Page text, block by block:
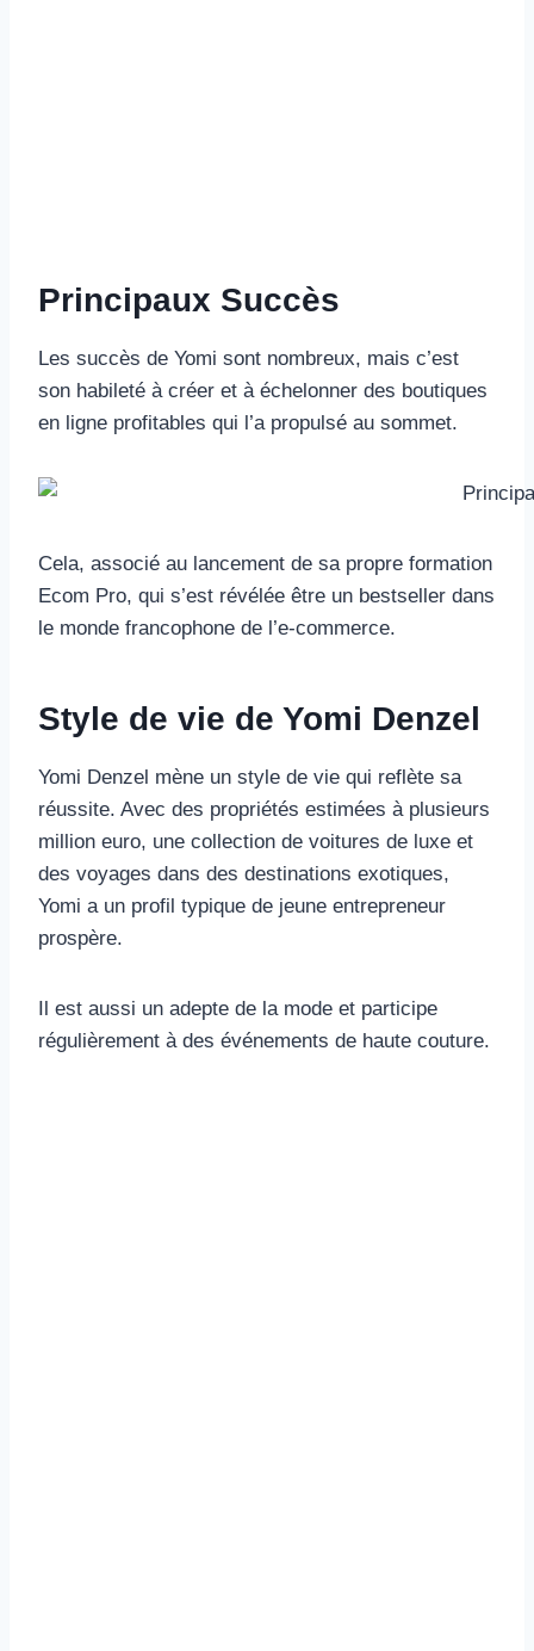
Principaux Succès
Les succès de Yomi sont nombreux, mais c’est
son habileté à créer et à échelonner des boutiques
en ligne profitables qui l’a propulsé au sommet.
Cela, associé au lancement de sa propre formation
Ecom Pro, qui s’est révélée être un bestseller dans
le monde francophone de l’e-commerce.
Style de vie de Yomi Denzel
Yomi Denzel mène un style de vie qui reflète sa
réussite. Avec des propriétés estimées à plusieurs
million euro, une collection de voitures de luxe et
des voyages dans des destinations exotiques,
Yomi a un profil typique de jeune entrepreneur
prospère.
Il est aussi un adepte de la mode et participe
régulièrement à des événements de haute couture.